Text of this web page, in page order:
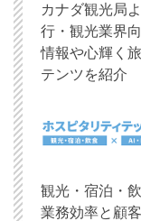
カナダ観光局
行・観光業界
情報や心輝く
テンツを紹介
観光・宿泊・
業務効率と顧